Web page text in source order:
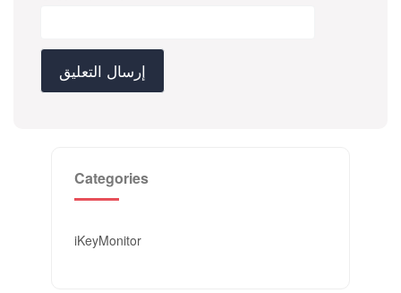
Categories
iKeyMonitor